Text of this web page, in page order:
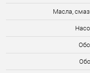
Масла,